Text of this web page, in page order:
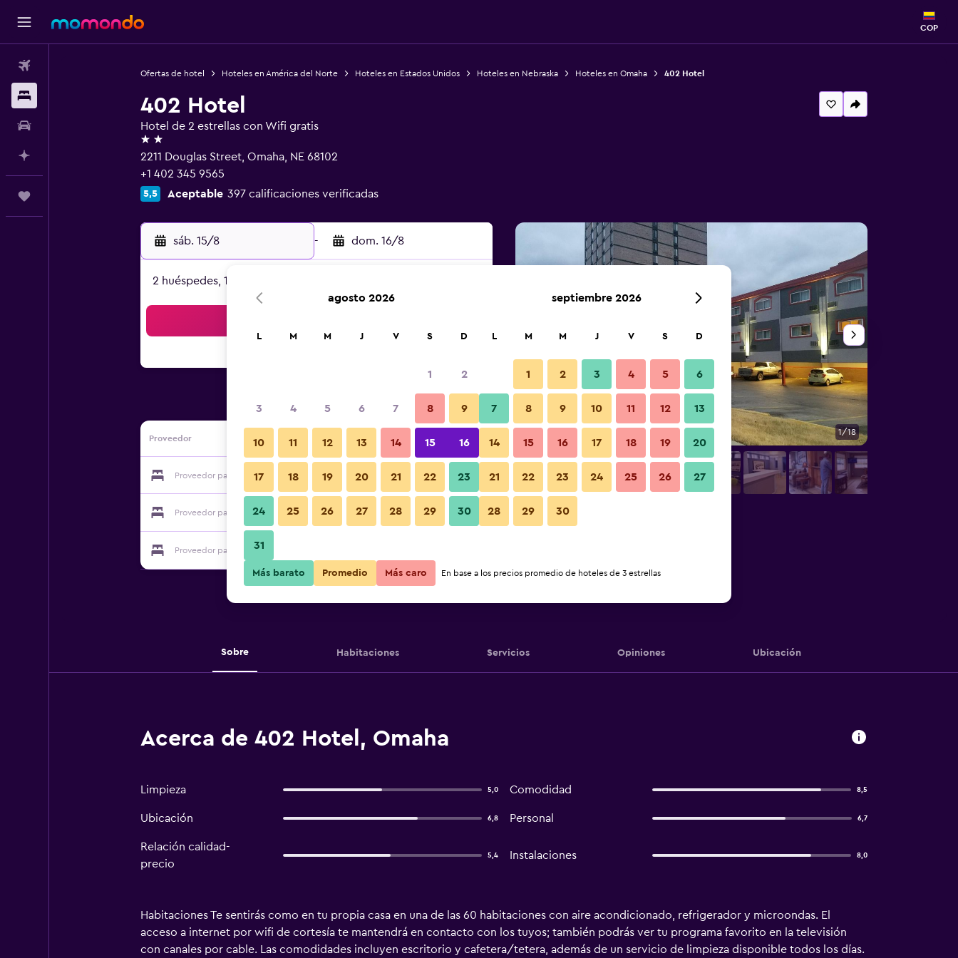
COP
Ofertas de hotel Hoteles en América del Norte Hoteles en Estados Unidos Hoteles en Nebraska Hoteles en Omaha 402 Hotel
402 Hotel
Hotel de 2 estrellas con Wifi gratis
2 estrellas
2211 Douglas Street, Omaha, NE 68102
+1 402 345 9565
5,5 Aceptable 397 calificaciones verificadas
sáb. 15/8 - dom. 16/8
2 huéspedes, 1 habitación
Proveedor
Proveedor para 402 Hotel Ver precios
Proveedor para 402 Hotel Ver precios
Proveedor para 402 Hotel
Edificio 1/18
Fotos
Sobre Habitaciones Servicios Opiniones Ubicación
Acerca de 402 Hotel, Omaha
Limpieza 5,0 Comodidad 8,5
Ubicación 6,8 Personal 6,7
Relación calidad-
precio
5,4 Instalaciones 8,0
Habitaciones Te sentirás como en tu propia casa en una de las 60 habitaciones con aire acondicionado, refrigerador y microondas. El
acceso a internet por wifi de cortesía te mantendrá en contacto con los tuyos; también podrás ver tu programa favorito en la televisión
con canales por cable. Las comodidades incluyen escritorio y cafetera/tetera, además de un servicio de limpieza disponible todos los días.
agosto 2026
L M M J V S D
1 2
3 4 5 6 7 8 9
10 11 12 13 14 15 16
17 18 19 20 21 22 23
24 25 26 27 28 29 30
31
septiembre 2026
L M M J V S D
1 2 3 4 5 6
7 8 9 10 11 12 13
14 15 16 17 18 19 20
21 22 23 24 25 26 27
28 29 30
Más barato Promedio Más caro En base a los precios promedio de hoteles de 3 estrellas